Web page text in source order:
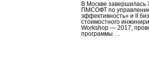
В Москве
ПМСОФТ по
эффективность» и II
стоимостного
Workshop — 2017,
программы …